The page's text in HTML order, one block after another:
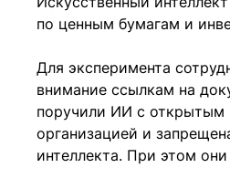
по ценным бумагам и
Для эксперимента
внимание ссылкам на
поручили ИИ с открытым
организацией и
интеллекта. При этом